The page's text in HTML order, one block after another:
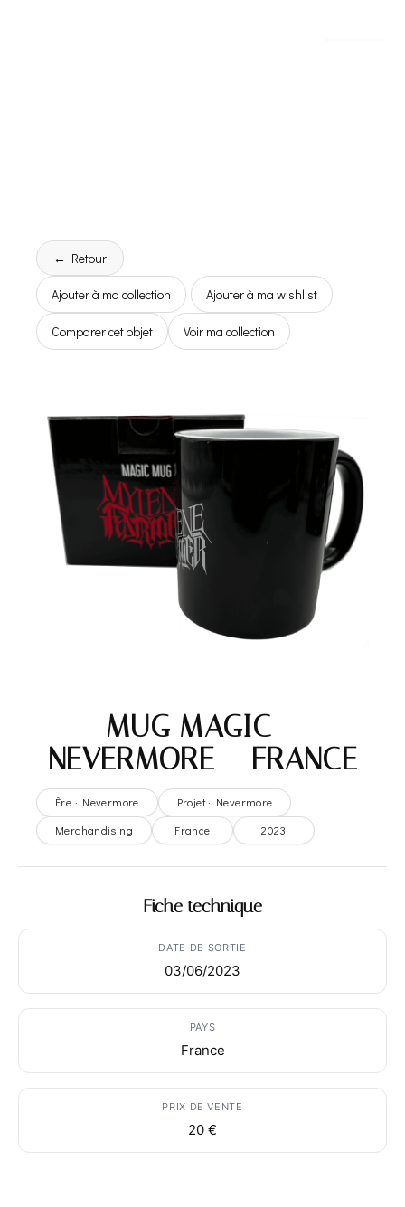
← Retour
Ajouter à ma collection Ajouter à ma wishlist
Comparer cet objet Voir ma collection
MUG MAGIC –
NEVERMORE – FRANCE
Ère · Nevermore
Projet · Nevermore
Merchandising
France 2023
Fiche technique
DATE DE SORTIE
03/06/2023
PAYS
France
PRIX DE VENTE
20 €